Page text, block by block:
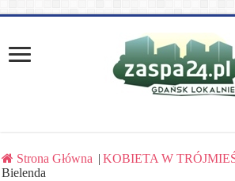
Strona Główna | KOBIETA W
Bielenda